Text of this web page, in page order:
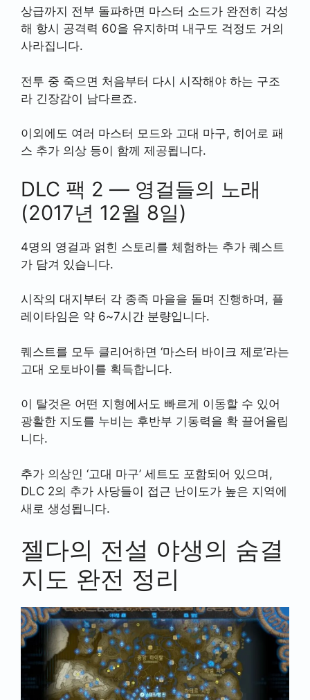
상급까지 전부 돌파하면 마스터 소드가 완전히 각성
해 항시 공격력 60을 유지하며 내구도 걱정도 거의
사라집니다.
전투 중 죽으면 처음부터 다시 시작해야 하는 구조
라 긴장감이 남다르죠.
이외에도 여러 마스터 모드와 고대 마구, 히어로 패
스 추가 의상 등이 함께 제공됩니다.
DLC 팩 2 — 영걸들의 노래
(2017년 12월 8일)
4명의 영걸과 얽힌 스토리를 체험하는 추가 퀘스트
가 담겨 있습니다.
시작의 대지부터 각 종족 마을을 돌며 진행하며, 플
레이타임은 약 6~7시간 분량입니다.
퀘스트를 모두 클리어하면 ‘마스터 바이크 제로’라는
고대 오토바이를 획득합니다.
이 탈것은 어떤 지형에서도 빠르게 이동할 수 있어
광활한 지도를 누비는 후반부 기동력을 확 끌어올립
니다.
추가 의상인 ‘고대 마구’ 세트도 포함되어 있으며,
DLC 2의 추가 사당들이 접근 난이도가 높은 지역에
새로 생성됩니다.
젤다의 전설 야생의 숨결
지도 완전 정리